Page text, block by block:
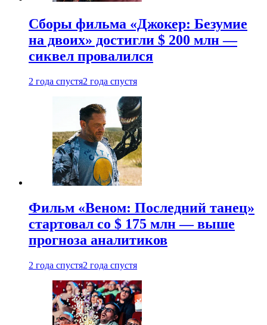
Сборы фильма «Джокер: Безумие
на двоих» достигли $ 200 млн —
сиквел провалился
2 года спустя2 года спустя
Фильм «Веном: Последний танец»
стартовал со $ 175 млн — выше
прогноза аналитиков
2 года спустя2 года спустя